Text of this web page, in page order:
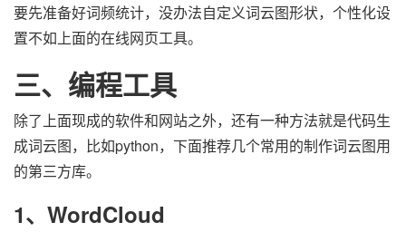
要先准备好词频统计，没办法自定义词云图形状，个性化设
置不如上面的在线网页工具。
三、编程工具
除了上面现成的软件和网站之外，还有一种方法就是代码生
成词云图，比如python，下面推荐几个常用的制作词云图用
的第三方库。
1、WordCloud